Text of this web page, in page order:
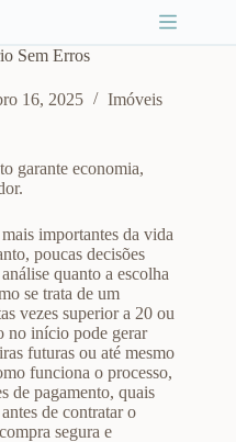
Sem Erros
16, 2025 Imóveis
garante economia,
importantes da vida
poucas decisões
quanto a escolha
se trata de um
vezes superior a 20 ou
no início pode gerar
futuras ou até mesmo
funciona o processo,
de pagamento, quais
de contratar o
segura e